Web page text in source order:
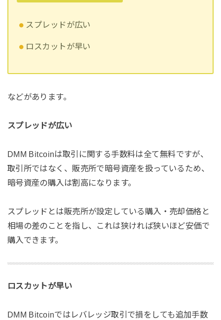
スプレッドが広い
ロスカットが早い
などがあります。
スプレッドが広い
DMM Bitcoinは取引に関する手数料は全て無料ですが、
取引所ではなく、販売所で暗号資産を扱っているため、
暗号資産の購入は割高になります。
スプレッドとは販売所が設定している購入・売却価格と
相場の差のことを指し、これは狭ければ狭いほど安価で
購入できます。
ロスカットが早い
DMM Bitcoinではレバレッジ取引で損をしても追加手数